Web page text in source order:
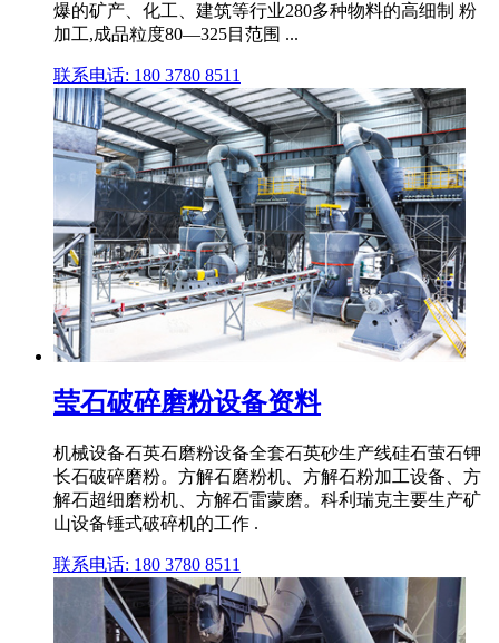
爆的矿产、化工、建筑等行业280多种物料的高细制 粉
加工,成品粒度80—325目范围 ...
联系电话: 180 3780 8511
莹石破碎磨粉设备资料
机械设备石英石磨粉设备全套石英砂生产线硅石萤石钾
长石破碎磨粉。方解石磨粉机、方解石粉加工设备、方
解石超细磨粉机、方解石雷蒙磨。科利瑞克主要生产矿
山设备锤式破碎机的工作 .
联系电话: 180 3780 8511